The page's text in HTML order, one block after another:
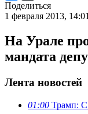
Поделиться
1 февраля 2013, 14:01
На Урале
мандата
Лента новостей
01:00 Трамп: